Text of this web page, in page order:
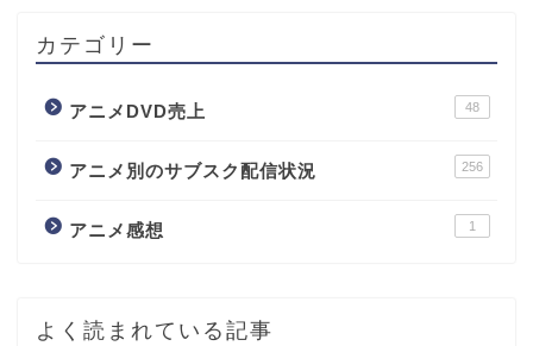
カテゴリー
アニメDVD売上 48
アニメ別のサブスク配信状況 256
アニメ感想 1
よく読まれている記事